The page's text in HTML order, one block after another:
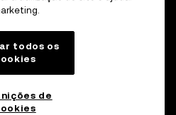
todos os
de